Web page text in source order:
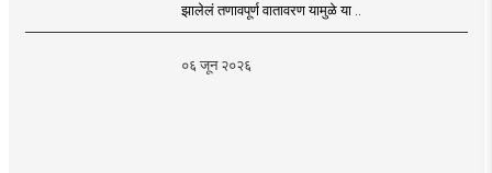
Mira Road
झालेलं तणावपूर्ण वातावरण यामुळे या ..
०६ जून २०२६